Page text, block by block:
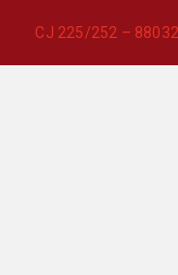
CJ 225/252 –